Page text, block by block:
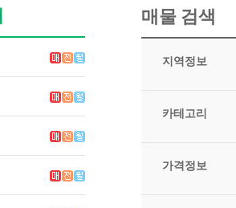
매물 검색
지역정보
카테고리
가격정보